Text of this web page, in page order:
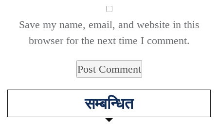
Save my name, email, and website in this
browser for the next time I comment.
सम्बन्धित